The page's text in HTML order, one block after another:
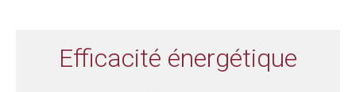
Efficacité énergétique